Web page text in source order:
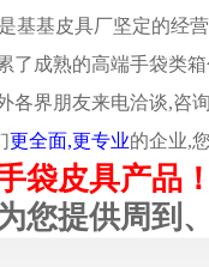
基基皮具厂坚定的经
了成熟的高端手袋类
各界朋友来电洽谈,咨
更全面,更专业的企业,
袋皮具产品
您提供周到